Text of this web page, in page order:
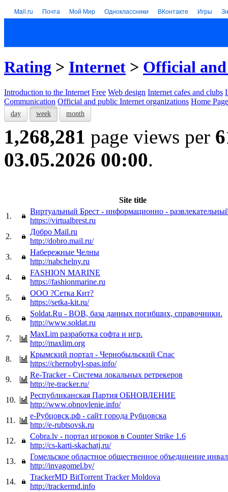
Mail.ru Почта Мой Мир Одноклассники ВКонтакте Игры
Rating > Internet > Official
Introduction to the Internet Free Web design Internet cafes and clubs
Communication Official and public Internet organizations Home
day week month
1,268,281 page views per
03.05.2026 00:00.
Site title
1.
Виртуальный Брест - информационно -
https://virtualbrest.ru
2.
Добро Mail.ru
http://dobro.mail.ru/
3.
Набережные Челны
http://nabchelny.ru
4.
FASHION MARINE
https://fashionmarine.ru
5.
ООО ?Сетка Кит?
https://setka-kit.ru/
6.
Soldat.Ru - ВОВ, база данных погибших, справочники.
http://www.soldat.ru
7.
MaxLim разработка софта и игр.
http://maxlim.org
8.
Крымский портал - Чернобыльский Спас
https://chernobyl-spas.info/
9.
Re-Tracker - Система локальных ретрекеров
http://re-tracker.ru/
10.
Республиканская Партия ОБНОВЛЕНИЕ
http://www.obnovlenie.info/
11.
е-Рубцовск.рф - сайт города Рубцовска
http://e-rubtsovsk.ru
12.
Cobra.lv - портал игроков в Counter Strike 1.6
http://cs-karti-skachatj.ru/
13.
Гомельское областное общественное объединение
http://invagomel.by/
14.
TrackerMD BitTorrent Tracker Moldova
http://trackermd.info